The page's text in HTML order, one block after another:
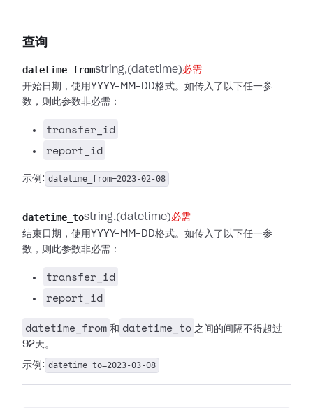
查询
datetime_fromstring (datetime)必需
开始日期，使用YYYY-MM-DD格式。如传入了以下任一参
数，则此参数非必需：
transfer_id
report_id
示例: datetime_from=2023-02-08
datetime_tostring (datetime)必需
结束日期，使用YYYY-MM-DD格式。如传入了以下任一参
数，则此参数非必需：
transfer_id
report_id
datetime_from 和 datetime_to 之间的间隔不得超过
92天。
示例: datetime_to=2023-03-08